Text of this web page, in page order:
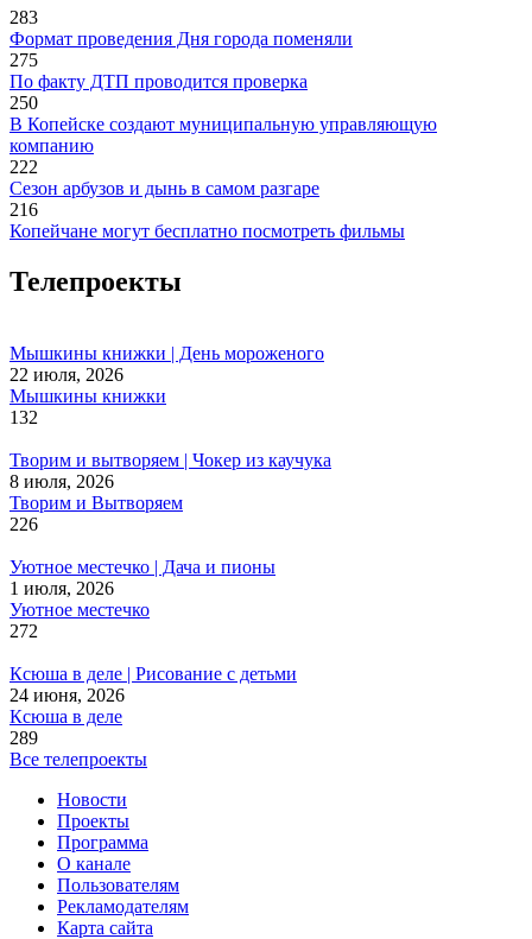
283
Формат проведения Дня города поменяли
275
По факту ДТП проводится проверка
250
В Копейске создают муниципальную управляющую
компанию
222
Сезон арбузов и дынь в самом разгаре
216
Копейчане могут бесплатно посмотреть фильмы
Телепроекты
Мышкины книжки | День мороженого
22 июля, 2026
Мышкины книжки
132
Творим и вытворяем | Чокер из каучука
8 июля, 2026
Творим и Вытворяем
226
Уютное местечко | Дача и пионы
1 июля, 2026
Уютное местечко
272
Ксюша в деле | Рисование с детьми
24 июня, 2026
Ксюша в деле
289
Все телепроекты
Новости
Проекты
Программа
О канале
Пользователям
Рекламодателям
Карта сайта